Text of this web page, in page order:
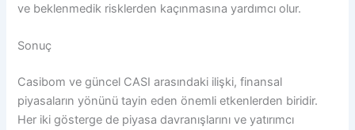
ve beklenmedik risklerden kaçınmasına yardımcı olur.
Sonuç
Casibom ve güncel CASI arasındaki ilişki, finansal
piyasaların yönünü tayin eden önemli etkenlerden biridir.
Her iki gösterge de piyasa davranışlarını ve yatırımcı